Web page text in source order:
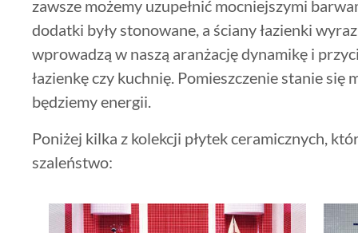
zawsze możemy uzupełnić mocniejszymi
dodatki były stonowane, a ściany łazienki
wprowadzą w naszą aranżację dynamikę i
łazienkę czy kuchnię. Pomieszczenie stanie się
będziemy energii.
Poniżej kilka z kolekcji płytek ceramicznych,
szaleństwo: